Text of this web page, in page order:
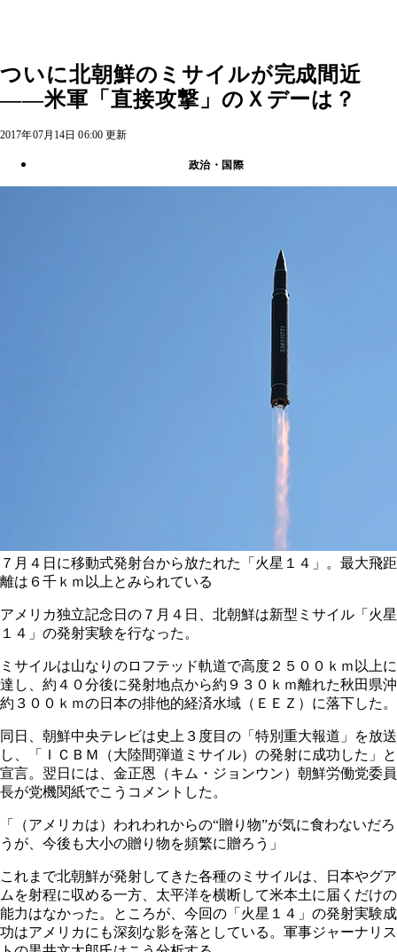
ついに北朝鮮のミサイルが完成間近
――米軍「直接攻撃」のＸデーは？
2017年07月14日 06:00 更新
政治・国際
７月４日に移動式発射台から放たれた「火星１４」。最大飛距
離は６千ｋｍ以上とみられている
アメリカ独立記念日の７月４日、北朝鮮は新型ミサイル「火星
１４」の発射実験を行なった。
ミサイルは山なりのロフテッド軌道で高度２５００ｋｍ以上に
達し、約４０分後に発射地点から約９３０ｋｍ離れた秋田県沖
約３００ｋｍの日本の排他的経済水域（ＥＥＺ）に落下した。
同日、朝鮮中央テレビは史上３度目の「特別重大報道」を放送
し、「ＩＣＢＭ（大陸間弾道ミサイル）の発射に成功した」と
宣言。翌日には、金正恩（キム・ジョンウン）朝鮮労働党委員
長が党機関紙でこうコメントした。
「（アメリカは）われわれからの“贈り物”が気に食わないだろ
うが、今後も大小の贈り物を頻繁に贈ろう」
これまで北朝鮮が発射してきた各種のミサイルは、日本やグア
ムを射程に収める一方、太平洋を横断して米本土に届くだけの
能力はなかった。ところが、今回の「火星１４」の発射実験成
功はアメリカにも深刻な影を落としている。軍事ジャーナリス